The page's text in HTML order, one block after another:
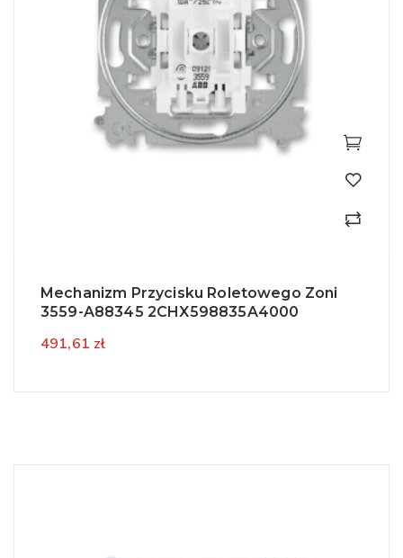
Mechanizm Przycisku Roletowego Zoni
3559-A88345 2CHX598835A4000
491,61 zł